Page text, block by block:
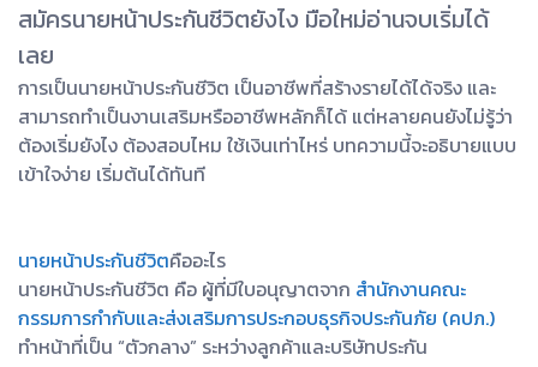
สมัครนายหน้าประกันชีวิตยังไง มือใหม่อ่านจบเริ่มได้
เลย
การเป็นนายหน้าประกันชีวิต เป็นอาชีพที่สร้างรายได้ได้จริง และ
สามารถทำเป็นงานเสริมหรืออาชีพหลักก็ได้ แต่หลายคนยังไม่รู้ว่า
ต้องเริ่มยังไง ต้องสอบไหม ใช้เงินเท่าไหร่ บทความนี้จะอธิบายแบบ
เข้าใจง่าย เริ่มต้นได้ทันที
นายหน้าประกันชีวิตคืออะไร
นายหน้าประกันชีวิต คือ ผู้ที่มีใบอนุญาตจาก สำนักงานคณะ
กรรมการกำกับและส่งเสริมการประกอบธุรกิจประกันภัย (คปภ.)
ทำหน้าที่เป็น “ตัวกลาง” ระหว่างลูกค้าและบริษัทประกัน